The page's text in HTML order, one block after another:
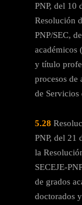
PNP, del 10
Resolución
PNP/SEC,
académicos
y título
procesos de
de Servicios
5.28
PNP, del 21
la
SECEJE-
de grados
doctorados